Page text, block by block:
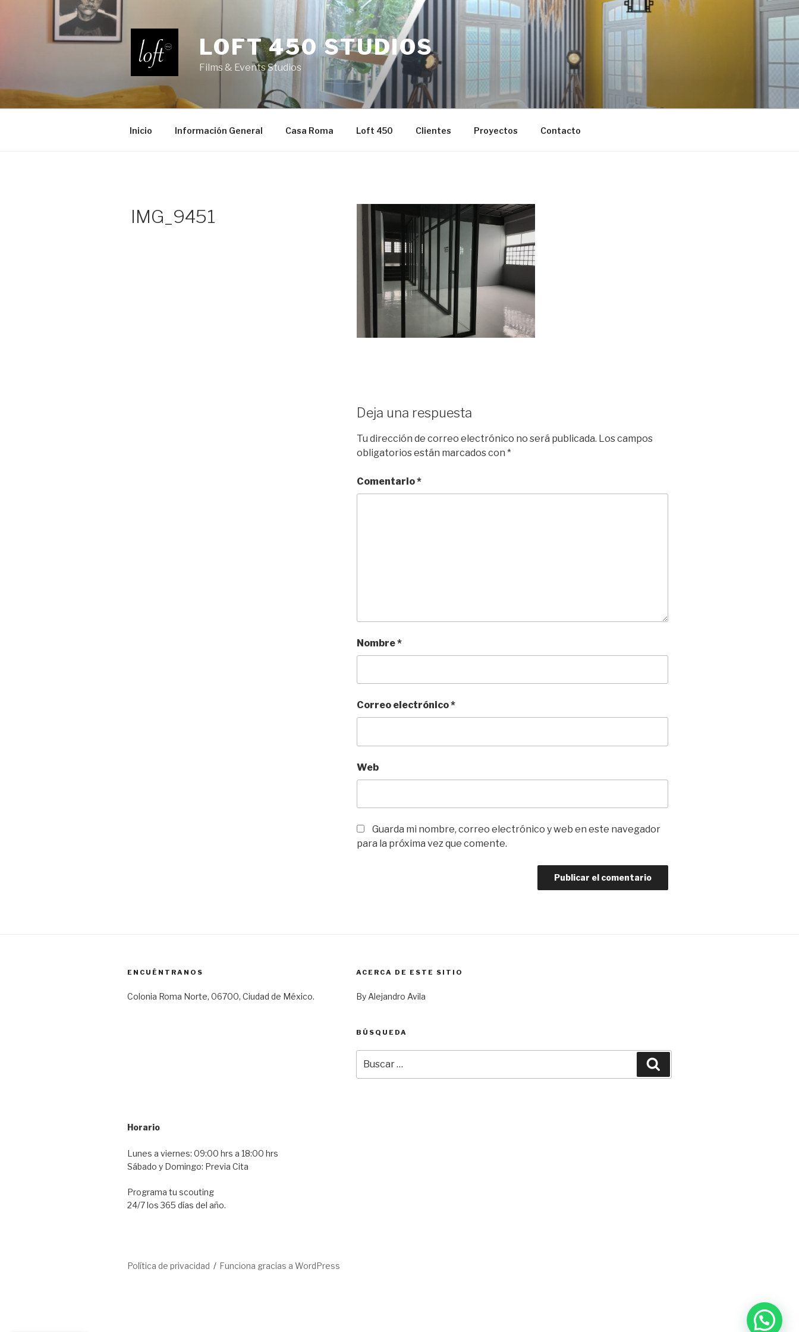
LOFT 450 STUDIOS
Films & Events Studios
Inicio Información General Casa Roma Loft 450 Clientes Proyectos Contacto
IMG_9451
Deja una respuesta
Tu dirección de correo electrónico no será publicada. Los campos
obligatorios están marcados con *
Comentario*
Nombre*
Correo electrónico*
Web
Guarda mi nombre, correo electrónico y web en este navegador
para la próxima vez que comente.
ENCUÉNTRANOS
Colonia Roma Norte, 06700, Ciudad de México.
Horario
Lunes a viernes: 09:00 hrs a 18:00 hrs
Sábado y Domingo: Previa Cita
Programa tu scouting
24/7 los 365 días del año.
ACERCA DE ESTE SITIO
By Alejandro Avila
BÚSQUEDA
por:
Política de privacidad Funciona gracias a WordPress